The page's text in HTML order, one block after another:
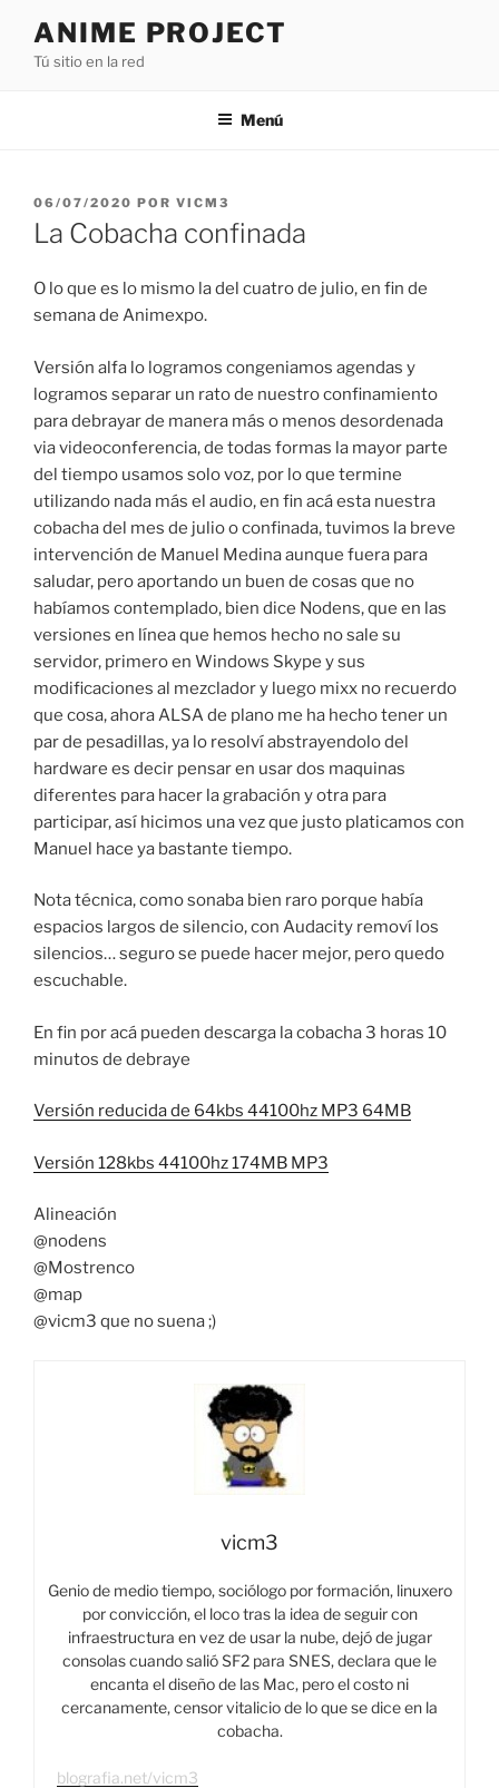
contenido
ANIME PROJECT
Tú sitio en la red
Menú
PUBLICADO
EL
06/07/2020 POR VICM3
La Cobacha confinada
O lo que es lo mismo la del cuatro de julio, en fin de
semana de Animexpo.
Versión alfa lo logramos congeniamos agendas y
logramos separar un rato de nuestro confinamiento
para debrayar de manera más o menos desordenada
via videoconferencia, de todas formas la mayor parte
del tiempo usamos solo voz, por lo que termine
utilizando nada más el audio, en fin acá esta nuestra
cobacha del mes de julio o confinada, tuvimos la breve
intervención de Manuel Medina aunque fuera para
saludar, pero aportando un buen de cosas que no
habíamos contemplado, bien dice Nodens, que en las
versiones en línea que hemos hecho no sale su
servidor, primero en Windows Skype y sus
modificaciones al mezclador y luego mixx no recuerdo
que cosa, ahora ALSA de plano me ha hecho tener un
par de pesadillas, ya lo resolví abstrayendolo del
hardware es decir pensar en usar dos maquinas
diferentes para hacer la grabación y otra para
participar, así hicimos una vez que justo platicamos con
Manuel hace ya bastante tiempo.
Nota técnica, como sonaba bien raro porque había
espacios largos de silencio, con Audacity removí los
silencios… seguro se puede hacer mejor, pero quedo
escuchable.
En fin por acá pueden descarga la cobacha 3 horas 10
minutos de debraye
Versión reducida de 64kbs 44100hz MP3 64MB
Versión 128kbs 44100hz 174MB MP3
Alineación
@nodens
@Mostrenco
@map
@vicm3 que no suena ;)
vicm3
Genio de medio tiempo, sociólogo por formación, linuxero
por convicción, el loco tras la idea de seguir con
infraestructura en vez de usar la nube, dejó de jugar
consolas cuando salió SF2 para SNES, declara que le
encanta el diseño de las Mac, pero el costo ni
cercanamente, censor vitalicio de lo que se dice en la
cobacha.
blografia.net/vicm3